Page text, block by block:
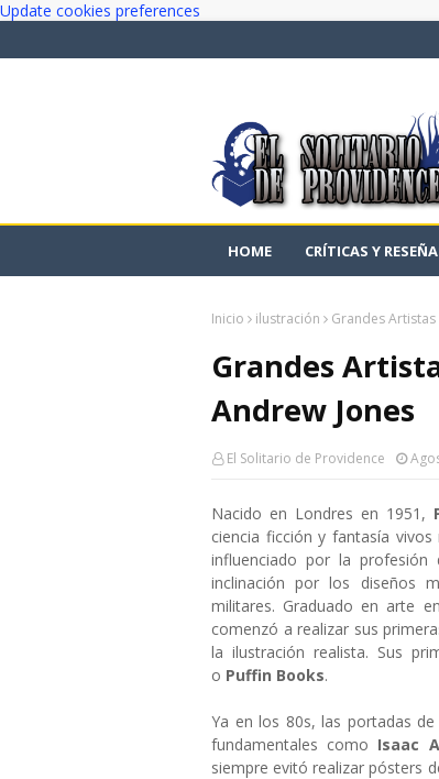
Update cookies preferences
HOME CRÍTICAS Y
Inicio ilustración Grandes Artistas
Grandes
Andrew Jones
El Solitario de Providence
Nacido en Londres en 1951,
ciencia ficción y fantasía
influenciado por la
inclinación por los diseños
militares. Graduado en arte
comenzó a realizar sus
la ilustración realista. Sus
o Puffin Books.
Ya en los 80s, las portadas de
fundamentales como Isaac
siempre evitó realizar pósters